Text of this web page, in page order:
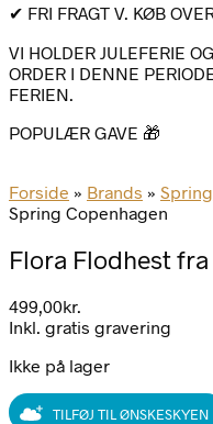
✔ FRI FRAGT V. KØB
VI HOLDER JULEFERIE
ORDER I DENNE
FERIEN.
POPULÆR GAVE 🎁
Forside » Brands »
Spring Copenhagen
Flora Flodhest
499,00kr.
Inkl. gratis gravering
Ikke på lager
TILFØJ TIL ØNSKESKYEN